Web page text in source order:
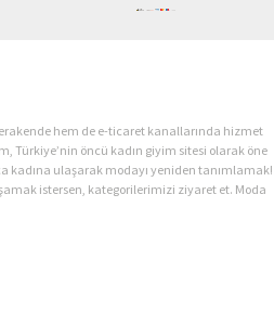
hem de e-ticaret kanallarında hizmet
Türkiye’nin öncü kadın giyim sitesi olarak öne
kadına ulaşarak modayı yeniden tanımlamak!
istersen, kategorilerimizi ziyaret et. Moda